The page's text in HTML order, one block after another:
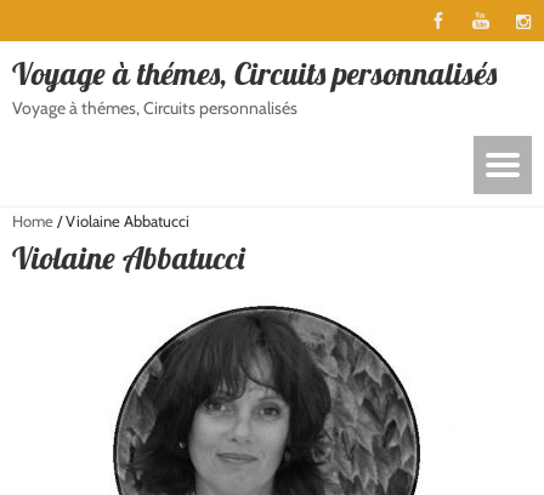
Voyage à thémes, Circuits personnalisés
Voyage à thémes, Circuits personnalisés
Home/Violaine Abbatucci
Violaine Abbatucci